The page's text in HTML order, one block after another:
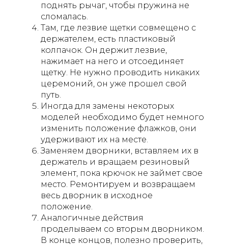
поднять рычаг, чтобы пружина не
сломалась.
Там, где лезвие щетки совмещено с
держателем, есть пластиковый
колпачок. Он держит лезвие,
нажимает на него и отсоединяет
щетку. Не нужно проводить никаких
церемоний, он уже прошел свой
путь.
Иногда для замены некоторых
моделей необходимо будет немного
изменить положение флажков, они
удерживают их на месте.
Заменяем дворники, вставляем их в
держатель и вращаем резиновый
элемент, пока крючок не займет свое
место. Ремонтируем и возвращаем
весь дворник в исходное
положение.
Аналогичные действия
проделываем со вторым дворником.
В конце концов, полезно проверить,